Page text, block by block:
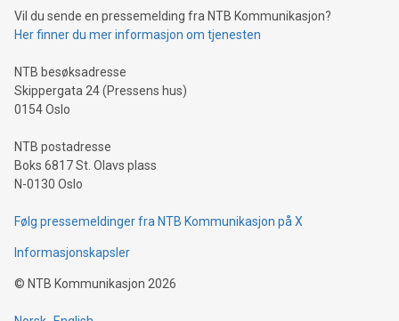
Vil du sende en pressemelding fra NTB Kommunikasjon?
Her finner du mer informasjon om tjenesten
NTB besøksadresse
Skippergata 24 (Pressens hus)
0154 Oslo
NTB postadresse
Boks 6817 St. Olavs plass
N-0130 Oslo
Følg pressemeldinger fra NTB Kommunikasjon på X
Informasjonskapsler
© NTB Kommunikasjon 2026